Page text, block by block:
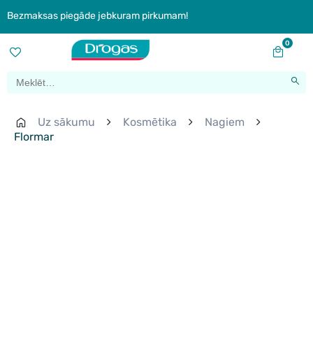
Bezmaksas piegāde jebkuram pirkumam!
0
Uz sākumu Kosmētika
Nagiem
Flormar